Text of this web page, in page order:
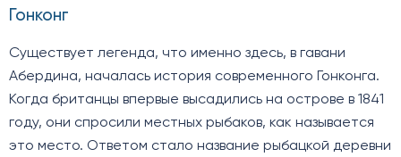
Гонконг
Существует легенда, что именно здесь, в гавани
Абердина, началась история современного Гонконга.
Когда британцы впервые высадились на острове в 1841
году, они спросили местных рыбаков, как называется
это место. Ответом стало название рыбацкой деревни